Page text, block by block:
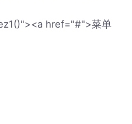
href="#">菜单